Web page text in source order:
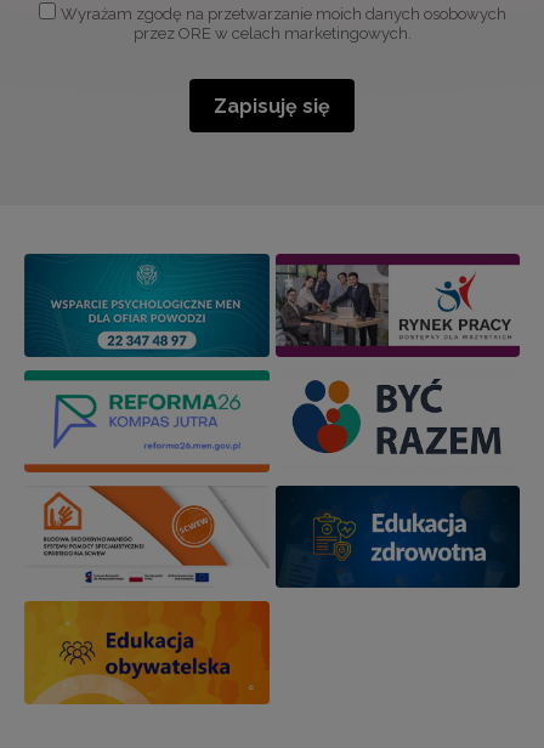
Wyrażam zgodę na przetwarzanie moich danych osobowych
przez ORE w celach marketingowych.
Zapisuję się